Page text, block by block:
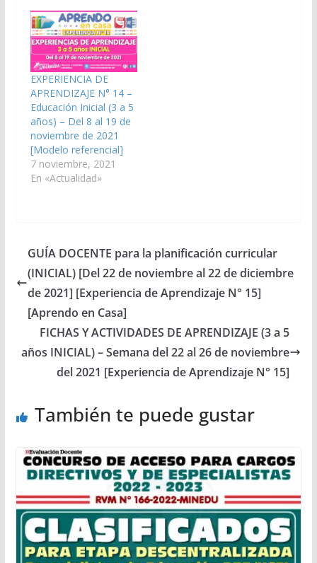
EXPERIENCIA DE
APRENDIZAJE N° 14 –
Educación Inicial (3 a 5
años) – Del 8 al 19 de
noviembre de 2021
[Modelo referencial]
7 noviembre, 2021
En «Actualidad»
GUÍA DOCENTE para la planificación curricular
(INICIAL) [Del 22 de noviembre al 22 de diciembre
de 2021] [Experiencia de Aprendizaje N° 15]
[Aprendo en Casa]
FICHAS Y ACTIVIDADES DE APRENDIZAJE (3 a 5
años INICIAL) – Semana del 22 al 26 de noviembre
del 2021 [Experiencia de Aprendizaje N° 15]
También te puede gustar